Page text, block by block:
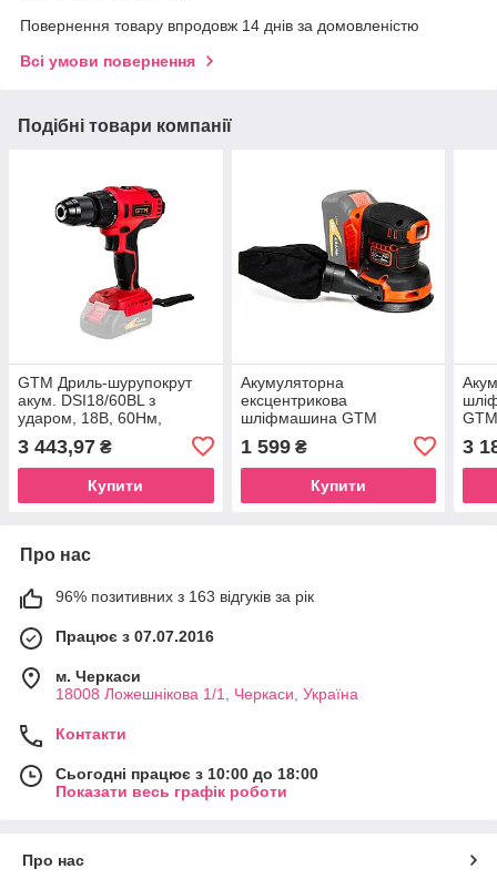
Повернення товару впродовж 14 днів за домовленістю
Всі умови повернення
Подібні товари компанії
GTM Дриль-шурупокрут
акум. DSI18/60BL з
ударом, 18В, 60Нм,
3 443,97 ₴
Купити
Акумуляторна
ексцентрикова
шліфмашина GTM
OSC18/125BL без АКБ і ЗП
ГАРКАС
1 599₴
Купити
3
Про нас
96% позитивних з 163 відгуків за рік
Працює з 07.07.2016
м. Черкаси
18008 Ложешнікова 1/1, Черкаси, Україна
Контакти
Сьогодні працює з 10:00 до 18:00
Показати весь графік роботи
Про нас